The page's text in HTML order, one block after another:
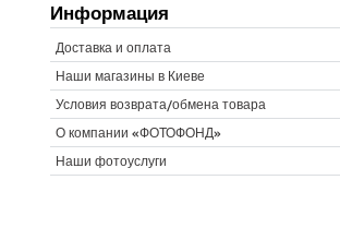
Информация
Доставка и оплата
Наши магазины в Киеве
Условия возврата/обмена товара
О компании «ФОТОФОНД»
Наши фотоуслуги